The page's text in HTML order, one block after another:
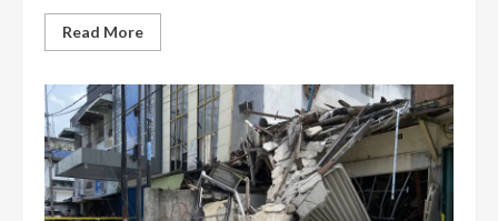
Read MoreRead
more
Dua
Bangunan
Ruko
Kosong
Ambruk
di
Pontianak,
Diduga
Akibar